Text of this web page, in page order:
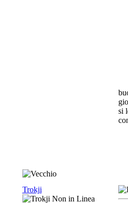
si
Trokji